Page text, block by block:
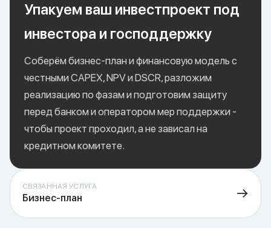
Упакуем ваш инвестпроект под
инвестора и господдержку
Соберём бизнес-план и финансовую модель с
честными CAPEX, NPV и DSCR, разложим
реализацию по фазам и подготовим защиту
перед банком и оператором мер поддержки -
чтобы проект проходил, а не зависал на
кредитном комитете.
СВЯЗАННАЯ УСЛУГА
Бизнес-план →